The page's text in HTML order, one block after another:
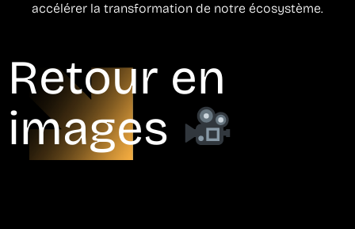
accélérer la transformation de notre écosystème.
Retour en
images